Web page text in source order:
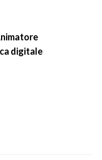
digitale